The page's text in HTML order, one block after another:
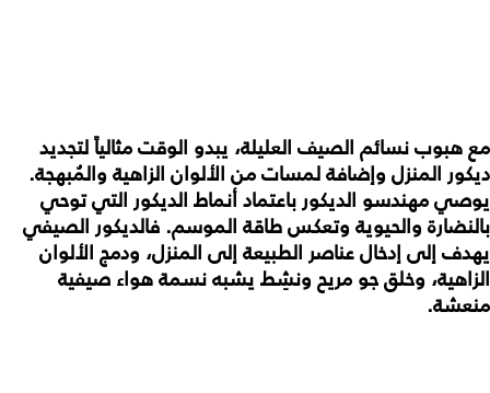
مع هبوب نسائم الصيف العليلة، يبدو الوقت مثالياً لتجديد
ديكور المنزل وإضافة لمسات من الألوان الزاهية والمُبهجة.
يوصي مهندسو الديكور باعتماد أنماط الديكور التي توحي
بالنضارة والحيوية وتعكس طاقة الموسم. فالديكور الصيفي
يهدف إلى إدخال عناصر الطبيعة إلى المنزل، ودمج الألوان
الزاهية، وخلق جو مريح ونشِط يشبه نسمة هواء صيفية
منعشة.